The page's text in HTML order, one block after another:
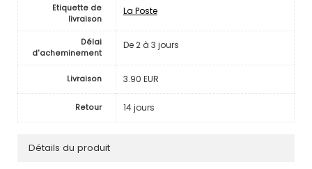
Etiquette de
livraison
La Poste
Délai
d'acheminement
De 2 à 3 jours
Livraison 3.90 EUR
Retour 14 jours
Détails du produit